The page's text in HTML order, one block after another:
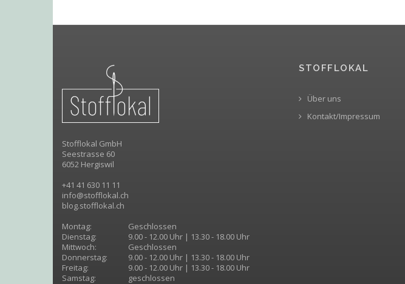
Stofflokal GmbH
Seestrasse 60
6052 Hergiswil
+41 41 630 11 11
info@stofflokal.ch
blog.stofflokal.ch
Montag:
Geschlossen
Dienstag:
9.00 - 12.00 Uhr | 13.30 - 18.00 Uhr
Mittwoch:
Geschlossen
Donnerstag:
9.00 - 12.00 Uhr | 13.30 - 18.00 Uhr
Freitag:
9.00 - 12.00 Uhr | 13.30 - 18.00 Uhr
Samstag:
geschlossen
STOFFLOKAL
Über uns
Kontakt/Impressum